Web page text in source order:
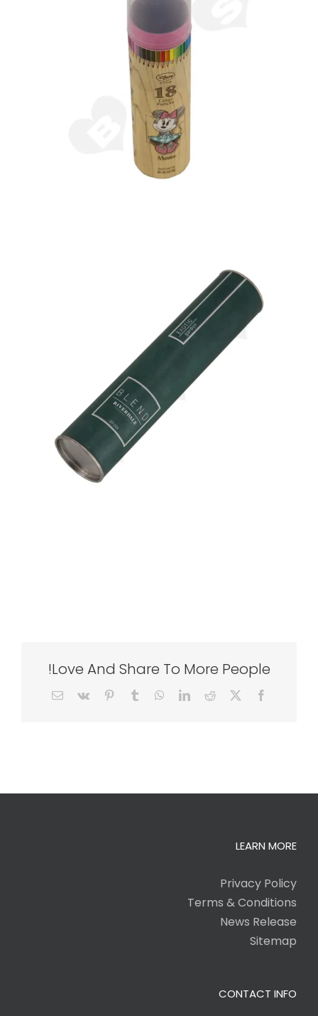
Love And Share To More People!
Facebook
X
Reddit
LinkedIn
WhatsApp
Tumblr
Pinterest
Vk
Email
LEARN MORE
Privacy Policy
Terms & Conditions
News Release
Sitemap
CONTACT INFO